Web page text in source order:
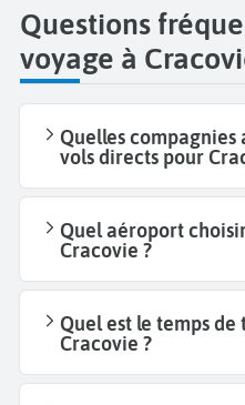
Questions
voyage à
Quelles
vols directs pour
Quel aéroport
Cracovie ?
Quel est le temps de
Cracovie ?